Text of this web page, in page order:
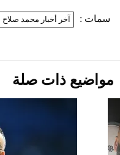
سمات : آخر أخبار محمد صلاح
مواضيع ذات صلة